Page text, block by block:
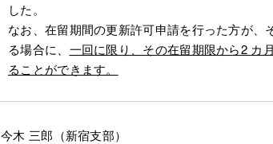
した。
なお、在留期間の更新許可申請を行った方が
る場合に、 一回に限り、その在留期限から2 カ
ることができます。
今木 三郎（新宿支部）